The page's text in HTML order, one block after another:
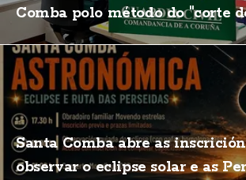
Comba polo método do "corte
Santa Comba abre as
observar o eclipse solar e as